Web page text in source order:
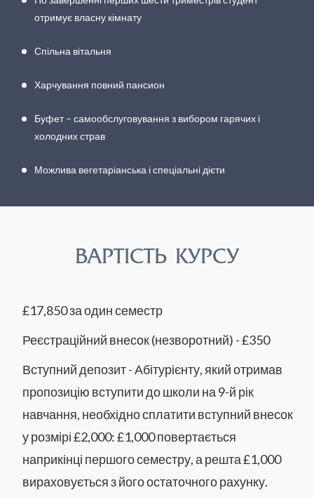
отримує власну кімнату
Спільна вітальня
Харчування повний пансион
Буфет – самообслуговування з вибором гарячих і
холодних страв
Можлива вегетаріанська і спеціальні дієти
ВАРТІСТЬ КУРСУ
£17,850 за один семестр
Реєстраційний внесок (незворотний) - £350
Вступний депозит - Абітурієнту, який отримав
пропозицію вступити до школи на 9-й рік
навчання, необхідно сплатити вступний внесок
у розмірі £2,000: £1,000 повертається
наприкінці першого семестру, а решта £1,000
вираховується з його остаточного рахунку.